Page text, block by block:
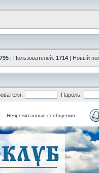
| Пользователей: 1714 | Новый
Пароль:
Непрочитанные сообщения